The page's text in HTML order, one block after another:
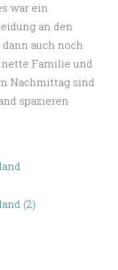
war ein
an den
auch noch
nette Familie und
Nachmittag sind
spazieren